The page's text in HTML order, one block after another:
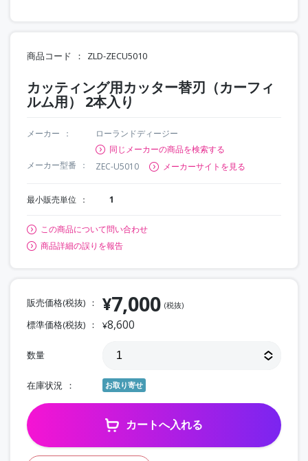
商品コード ZLD-ZECU5010
カッティング用カッター替刃（カーフィ
ルム用） 2本入り
メーカー
ローランドディージー
同じメーカーの商品を検索する
メーカー型番
ZEC-U5010 メーカーサイトを見る
最小販売単位 1
この商品について問い合わせ
商品詳細の誤りを報告
販売価格(税抜) ¥7,000 (税抜)
標準価格(税抜) ¥8,600
数量
在庫状況 お取り寄せ
カートへ入れる